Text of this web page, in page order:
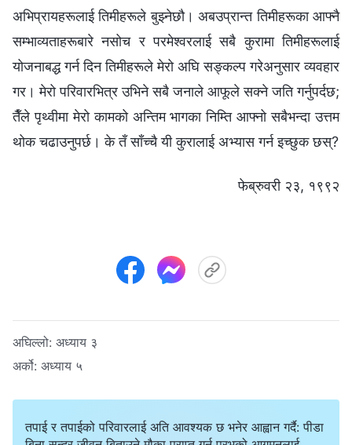
अभिप्रायहरूलाई तिमीहरूले बुझ्नेछौ। अबउप्रान्त तिमीहरूका आफ्नै
सम्भाव्यताहरूबारे नसोच र परमेश्‍वरलाई सबै कुरामा तिमीहरूलाई
योजनाबद्ध गर्न दिन तिमीहरूले मेरो अघि सङ्कल्‍प गरेअनुसार व्यवहार
गर। मेरो परिवारभित्र उभिने सबै जनाले आफूले सक्‍ने जति गर्नुपर्दछ;
तैँले पृथ्वीमा मेरो कामको अन्तिम भागका निम्ति आफ्नो सबैभन्दा उत्तम
थोक चढाउनुपर्छ। के तँ साँच्चै यी कुरालाई अभ्यास गर्न इच्छुक छस्?
फेब्रुवरी २३, १९९२
अघिल्लो: अध्याय ३
अर्को: अध्याय ५
तपाई र तपाईको परिवारलाई अति आवश्यक छ भनेर आह्वान गर्दै: पीडा